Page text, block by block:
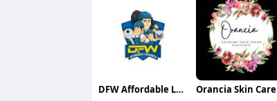
DFW Affordable Locksmith LLC Orancia Skin Care